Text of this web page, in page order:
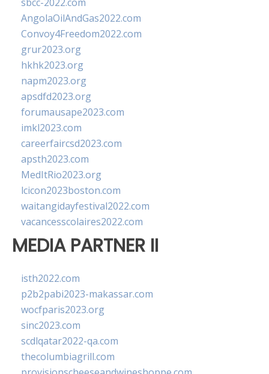
AngolaOilAndGas2022.com
Convoy4Freedom2022.com
grur2023.org
hkhk2023.org
napm2023.org
apsdfd2023.org
forumausape2023.com
imkl2023.com
careerfaircsd2023.com
apsth2023.com
MedItRio2023.org
lcicon2023boston.com
waitangidayfestival2022.com
vacancesscolaires2022.com
MEDIA PARTNER II
isth2022.com
p2b2pabi2023-makassar.com
wocfparis2023.org
sinc2023.com
scdlqatar2022-qa.com
thecolumbiagrill.com